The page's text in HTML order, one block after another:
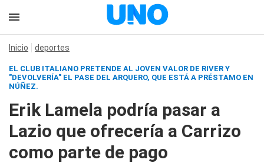
Inicio deportes
EL CLUB ITALIANO PRETENDE AL JOVEN VALOR DE RIVER Y
"DEVOLVERÍA" EL PASE DEL ARQUERO, QUE ESTÁ A PRÉSTAMO EN
NÚÑEZ.
Erik Lamela podría pasar a
Lazio que ofrecería a Carrizo
como parte de pago